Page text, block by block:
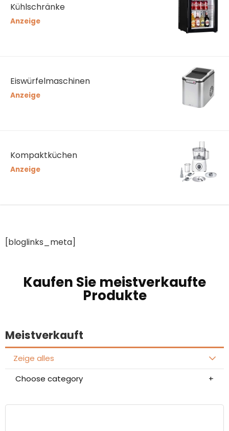
Kühlschränke
Anzeige
Eiswürfelmaschinen
Anzeige
Kompaktküchen
Anzeige
[bloglinks_meta]
Kaufen Sie meistverkaufte
Produkte
Meistverkauft
Zeige alles
Choose category